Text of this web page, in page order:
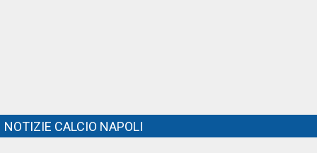
NOTIZIE CALCIO NAPOLI